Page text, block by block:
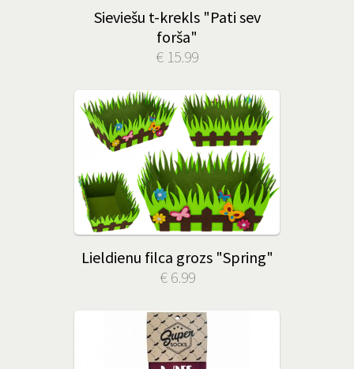
Sieviešu t-krekls "Pati sev
forša"
€ 15.99
Lieldienu filca grozs "Spring"
€ 6.99